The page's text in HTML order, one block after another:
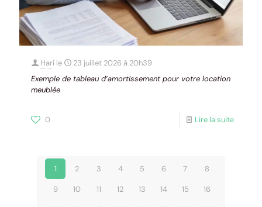
Hari le
23 juillet 2026 à 20h39
Exemple de tableau d’amortissement pour votre location
meublée
0 Lire la suite
1 2 3 4 5 6 7 8
9 10 11 12 13 14 15 16